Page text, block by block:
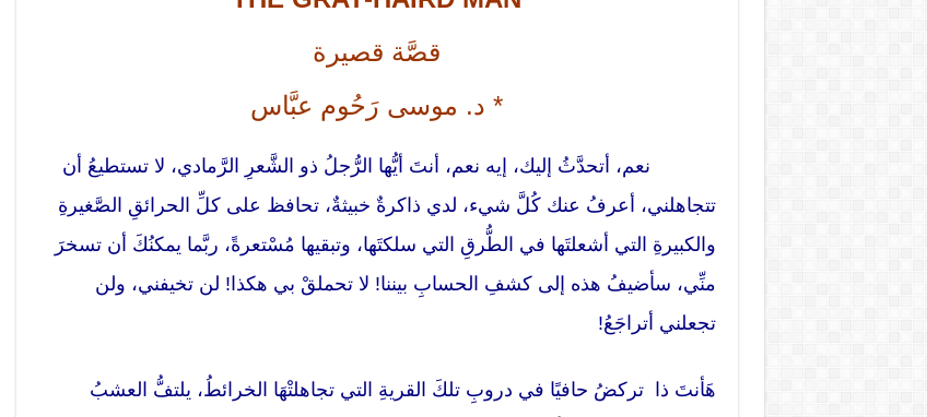
قصَّة قصيرة
* د. موسى رَحُوم عبَّاس
نعم، أتحدَّثُ إليك، إيه نعم، أنتَ أيُّها الرُّجلُ ذو الشَّعرِ الرَّمادي، لا تستطيعُ أن
تتجاهلني، أعرفُ عنك كُلَّ شيء، لدي ذاكرةٌ خبيثةٌ، تحافظ على كلِّ الحرائقِ الصَّغيرةِ
والكبيرةِ التي أشعلتَها في الطُّرقِ التي سلكتَها، وتبقيها مُسْتعرةً، ربَّما يمكنُكَ أن تسخرَ
منِّي، سأضيفُ هذه إلى كشفِ الحسابِ بيننا! لا تحملقْ بي هكذا! لن تخيفني، ولن
تجعلني أتراجَعُ!
هَأنتَ ذا تركضُ حافيًا في دروبِ تلكَ القريةِ التي تجاهلتْهَا الخرائطُ، يلتفُّ العشبُ